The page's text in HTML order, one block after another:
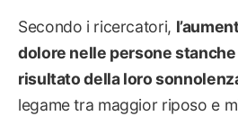
Secondo i ricercatori,
dolore nelle persone
risultato della loro
legame tra maggior riposo e